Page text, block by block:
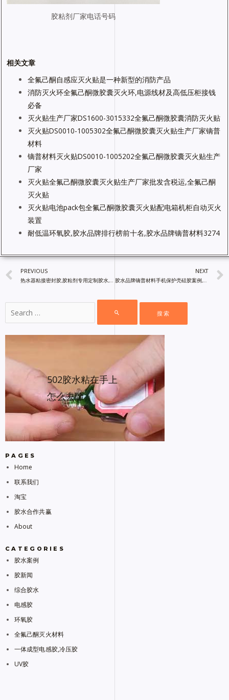
胶粘剂厂家电话号码
相关文章
全氟己酮自感应灭火贴是一种新型的消防产品
消防灭火环全氟己酮微胶囊灭火环,电源线材及高低压柜接钱
必备
灭火贴生产厂家DS1600-3015332全氟己酮微胶囊消防灭火贴
灭火贴DS0010-1005302全氟己酮微胶囊灭火贴生产厂家镝普
材料
镝普材料灭火贴DS0010-1005202全氟己酮微胶囊灭火贴生产
厂家
灭火贴全氟己酮微胶囊灭火贴生产厂家批发含税运,全氟己酮
灭火贴
灭火贴电池pack包全氟己酮微胶囊灭火贴配电箱机柜自动灭火
装置
耐低温环氧胶,胶水品牌排行榜前十名,胶水品牌镝普材料3274
PREVIOUS
热水器粘接密封胶,胶粘剂专用定制胶水,镝普材料胶粘剂厂家直销
NEXT
胶水品牌镝普材料手机保护壳硅胶案例,镝普材料胶粘剂厂家直销
502胶水粘在手上
怎么去除
PAGES
Home
联系我们
淘宝
胶水合作共赢
About
CATEGORIES
胶水案例
胶新闻
综合胶水
电感胶
环氧胶
全氟己酮灭火材料
一体成型电感胶,冷压胶
UV胶